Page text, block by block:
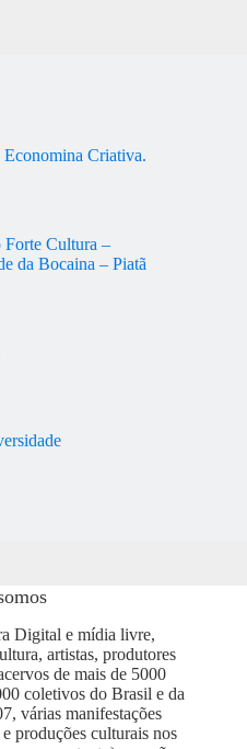
Criativa.
Forte Cultura –
da Bocaina – Piatã
Digital e mídia livre,
artistas, produtores
de mais de 5000
coletivos do Brasil e da
várias manifestações
produções culturais nos